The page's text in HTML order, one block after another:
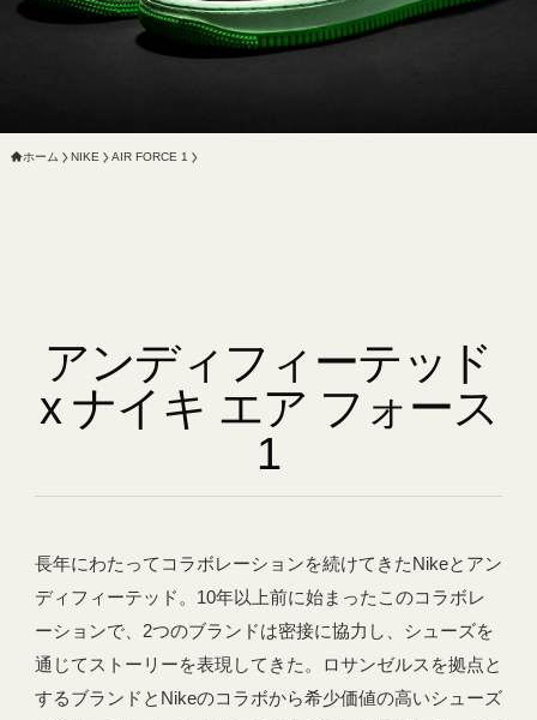
ホーム NIKE AIR FORCE 1
アンディフィーテッド
x ナイキ エア フォース
1
長年にわたってコラボレーションを続けてきたNikeとアン
ディフィーテッド。10年以上前に始まったこのコラボレ
ーションで、2つのブランドは密接に協力し、シューズを
通じてストーリーを表現してきた。ロサンゼルスを拠点と
するブランドとNikeのコラボから希少価値の高いシューズ